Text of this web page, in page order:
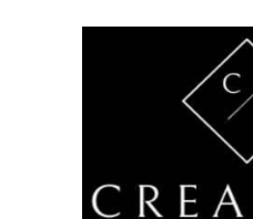
Zum Hauptinhalt springen